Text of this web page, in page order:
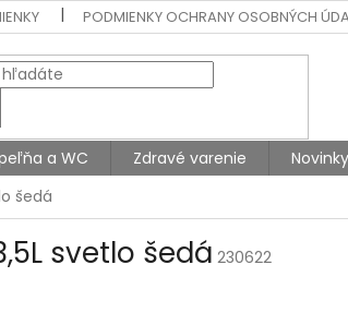
PODMIENKY OCHRANY OSOBNÝCH
a WC Zdravé varenie
šedá
svetlo šedá 230622